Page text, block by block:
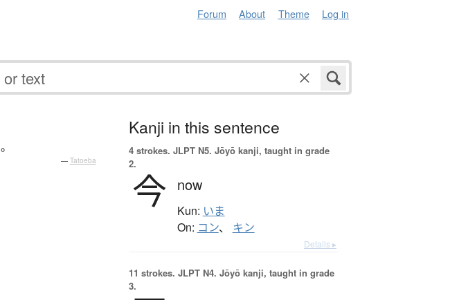
Forum About Theme Log in
。
— Tatoeba
Kanji in this sentence
4 strokes. JLPT N5. Jōyō kanji, taught in grade
2.
今 now
Kun: いま
On: コン、 キン
Details ▸
11 strokes. JLPT N4. Jōyō kanji, taught in grade
3.